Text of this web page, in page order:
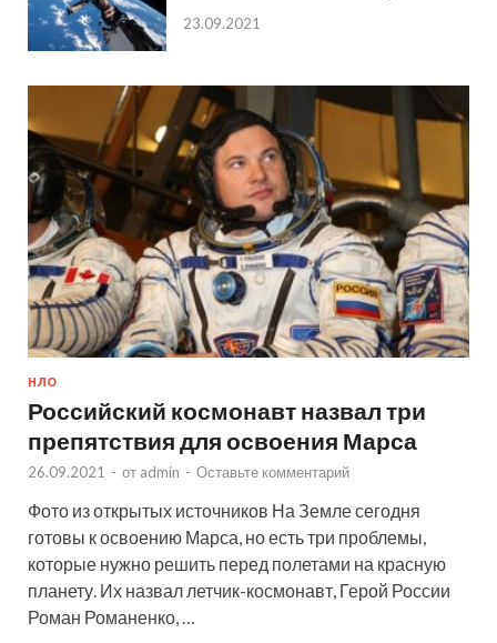
23.09.2021
НЛО
Российский космонавт назвал три
препятствия для освоения Марса
26.09.2021 - от admin - Оставьте комментарий
Фото из открытых источников На Земле сегодня
готовы к освоению Марса, но есть три проблемы,
которые нужно решить перед полетами на красную
планету. Их назвал летчик-космонавт, Герой России
Роман Романенко, …